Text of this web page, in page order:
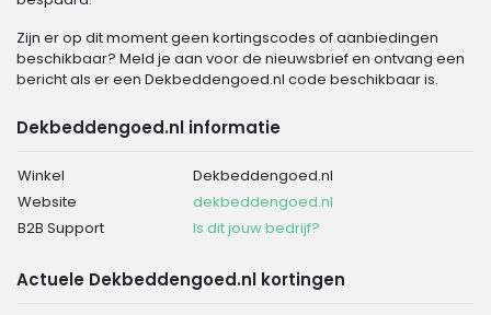
Zijn er op dit moment geen kortingscodes of aanbiedingen
beschikbaar? Meld je aan voor de nieuwsbrief en ontvang een
bericht als er een Dekbeddengoed.nl code beschikbaar is.
Dekbeddengoed.nl informatie
Winkel
Dekbeddengoed.nl
Website
dekbeddengoed.nl
B2B Support
Is dit jouw bedrijf?
Actuele Dekbeddengoed.nl kortingen